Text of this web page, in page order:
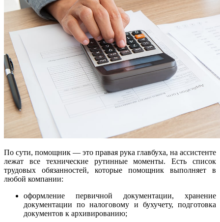
По сути, помощник — это правая рука главбуха, на ассистенте
лежат все технические рутинные моменты. Есть список
трудовых обязанностей, которые помощник выполняет в
любой компании:
оформление первичной документации, хранение
документации по налоговому и бухучету, подготовка
документов к архивированию;